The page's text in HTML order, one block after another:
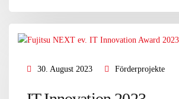
30. August 2023 Förderprojekte